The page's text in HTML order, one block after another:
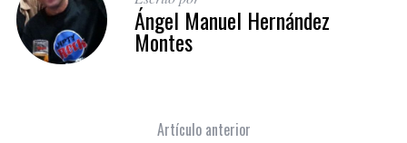
Ángel Manuel Hernández
Montes
Artículo anterior